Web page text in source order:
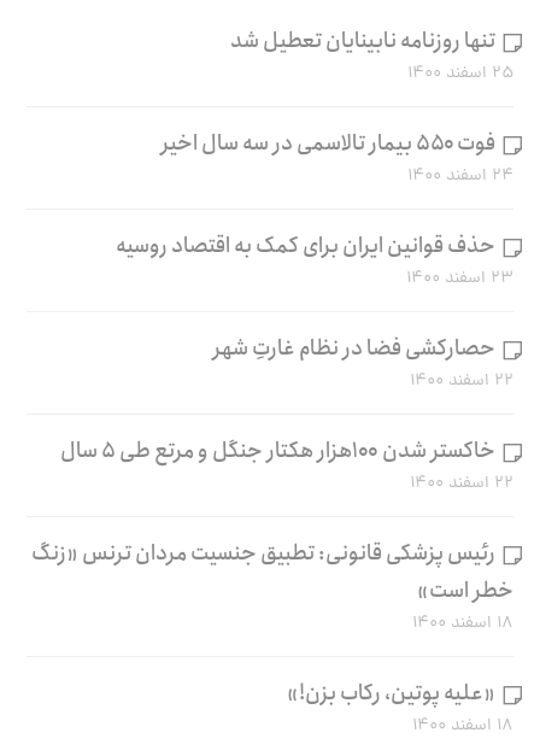
تنها روزنامه نابینایان تعطیل شد
۲۵ اسفند ۱۴۰۰
فوت ۵۵۰ بیمار تالاسمی در سه سال اخیر
۲۴ اسفند ۱۴۰۰
حذف قوانین ایران برای کمک به اقتصاد روسیه
۲۳ اسفند ۱۴۰۰
حصارکشی فضا در نظام غارتِ شهر
۲۲ اسفند ۱۴۰۰
خاکستر شدن ۱۰۰هزار هکتار جنگل و مرتع طی ۵ سال
۲۲ اسفند ۱۴۰۰
رئیس پزشکی قانونی: تطبیق جنسیت مردان ترنس «زنگ
خطر است»
۱۸ اسفند ۱۴۰۰
«علیه پوتین، رکاب بزن!»
۱۸ اسفند ۱۴۰۰